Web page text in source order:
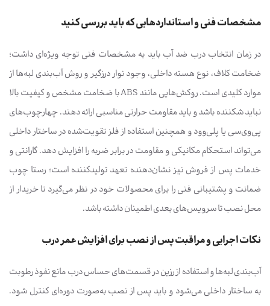
مشخصات فنی و استانداردهایی که باید بررسی کنید
در زمان انتخاب درب ضد آب باید به مشخصات فنی توجه ویژه‌ای داشت؛
ضخامت کلاف، نوع هسته داخلی، وجود نوار درزگیر و روش آب‌بندی لبه‌ها از
موارد کلیدی است. روکش‌هایی مانند ABS با ضخامت مشخص و کیفیت بالا
نباید شکننده باشد و باید مقاومت حرارتی مناسبی ارائه دهند. چهارچوب‌های
پی‌وی‌سی یا پلی‌وود و همچنین استفاده از فلز تقویت‌شده در ساختار داخلی
می‌تواند استحکام مکانیکی و مقاومت در برابر ضربه را افزایش دهد. گارانتی و
خدمات پس از فروش نیز نشان‌دهنده تعهد تولیدکننده است؛ رستا چوب
ضمانت و پشتیبانی فنی را برای محصولات خود در نظر می‌گیرد تا خریدار از
محل نصب تا سرویس‌های بعدی اطمینان داشته باشد.
نکات اجرایی و مراقبت پس از نصب برای افزایش عمر درب
آب‌بندی لبه‌ها و استفاده از رزین در قسمت‌های حساس درب مانع نفوذ رطوبت
به ساختار داخلی می‌شود و باید پس از نصب به‌صورت دوره‌ای کنترل شود.